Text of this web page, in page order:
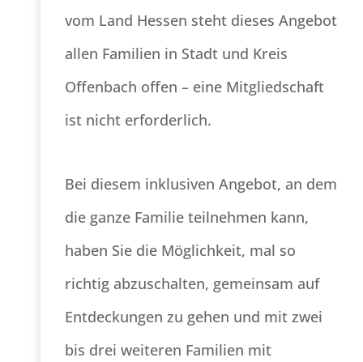
vom Land Hessen steht dieses Angebot
allen Familien in Stadt und Kreis
Offenbach offen – eine Mitgliedschaft
ist nicht erforderlich.
Bei diesem inklusiven Angebot, an dem
die ganze Familie teilnehmen kann,
haben Sie die Möglichkeit, mal so
richtig abzuschalten, gemeinsam auf
Entdeckungen zu gehen und mit zwei
bis drei weiteren Familien mit